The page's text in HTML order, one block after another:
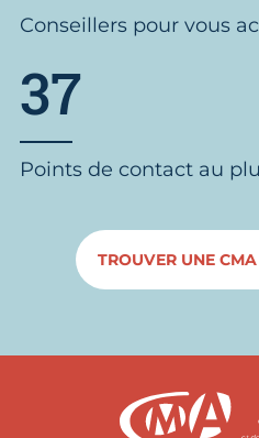
Conseillers pour vous
37
Points de contact au
TROUVER UNE